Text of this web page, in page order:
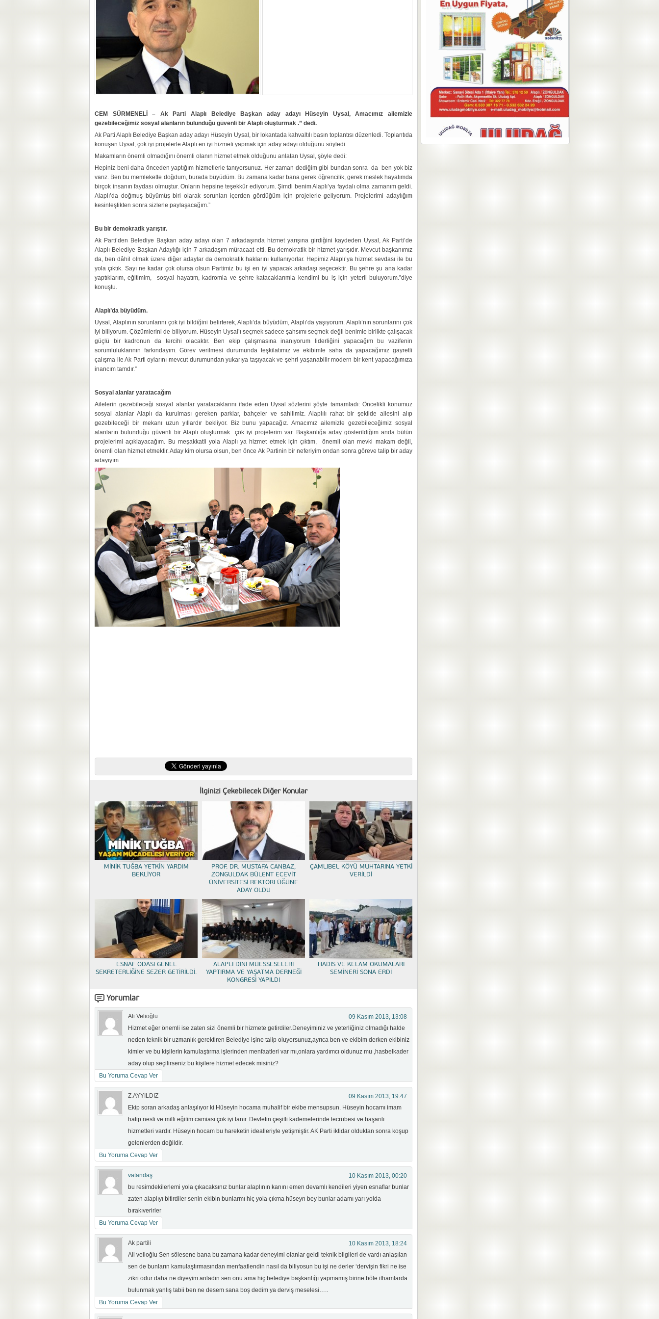
CEM SÜRMENELİ – Ak Parti Alaplı Belediye Başkan aday adayı Hüseyin Uysal, Amacımız ailemizle
gezebileceğimiz sosyal alanların bulunduğu güvenli bir Alaplı oluşturmak .” dedi.
Ak Parti Alaplı Belediye Başkan aday adayı Hüseyin Uysal, bir lokantada kahvaltılı basın toplantısı düzenledi. Toplantıda
konuşan Uysal, çok iyi projelerle Alaplı en iyi hizmeti yapmak için aday adayı olduğunu söyledi.
Makamların önemli olmadığını önemli olanın hizmet etmek olduğunu anlatan Uysal, şöyle dedi:
Hepiniz beni daha önceden yaptığım hizmetlerle tanıyorsunuz. Her zaman dediğim gibi bundan sonra da ben yok biz
varız. Ben bu memlekette doğdum, burada büyüdüm. Bu zamana kadar bana gerek öğrencilik, gerek meslek hayatımda
birçok insanın faydası olmuştur. Onların hepsine teşekkür ediyorum. Şimdi benim Alaplı’ya faydalı olma zamanım geldi.
Alaplı’da doğmuş büyümüş biri olarak sorunları içerden gördüğüm için projelerle geliyorum. Projelerimi adaylığım
kesinleştikten sonra sizlerle paylaşacağım.”
Bu bir demokratik yarıştır.
Ak Parti’den Belediye Başkan aday adayı olan 7 arkadaşında hizmet yarışına girdiğini kaydeden Uysal, Ak Parti’de
Alaplı Belediye Başkan Adaylığı için 7 arkadaşım müracaat etti. Bu demokratik bir hizmet yarışıdır. Mevcut başkanımız
da, ben dâhil olmak üzere diğer adaylar da demokratik haklarını kullanıyorlar. Hepimiz Alaplı’ya hizmet sevdası ile bu
yola çıktık. Sayı ne kadar çok olursa olsun Partimiz bu işi en iyi yapacak arkadaşı seçecektir. Bu şehre şu ana kadar
yaptıklarım, eğitimim, sosyal hayatım, kadromla ve şehre katacaklarımla kendimi bu iş için yeterli buluyorum.”diye
konuştu.
Alaplı’da büyüdüm.
Uysal, Alaplının sorunlarını çok iyi bildiğini belirterek, Alaplı’da büyüdüm, Alaplı’da yaşıyorum. Alaplı’nın sorunlarını çok
iyi biliyorum. Çözümlerini de biliyorum. Hüseyin Uysal’ı seçmek sadece şahsımı seçmek değil benimle birlikte çalışacak
güçlü bir kadronun da tercihi olacaktır. Ben ekip çalışmasına inanıyorum liderliğini yapacağım bu vazifenin
sorumluluklarının farkındayım. Görev verilmesi durumunda teşkilatımız ve ekibimle saha da yapacağımız gayretli
çalışma ile Ak Parti oylarını mevcut durumundan yukarıya taşıyacak ve şehri yaşanabilir modern bir kent yapacağımıza
inancım tamdır.”
Sosyal alanlar yaratacağım
Ailelerin gezebileceği sosyal alanlar yaratacaklarını ifade eden Uysal sözlerini şöyle tamamladı: Öncelikli konumuz
sosyal alanlar Alaplı da kurulması gereken parklar, bahçeler ve sahilimiz. Alaplılı rahat bir şekilde ailesini alıp
gezebileceği bir mekanı uzun yıllardır bekliyor. Biz bunu yapacağız. Amacımız ailemizle gezebileceğimiz sosyal
alanların bulunduğu güvenli bir Alaplı oluşturmak çok iyi projelerim var. Başkanlığa aday gösterildiğim anda bütün
projelerimi açıklayacağım. Bu meşakkatli yola Alaplı ya hizmet etmek için çıktım, önemli olan mevki makam değil,
önemli olan hizmet etmektir. Aday kim olursa olsun, ben önce Ak Partinin bir neferiyim ondan sonra göreve talip bir aday
adayıyım.
İlginizi Çekebilecek Diğer Konular
MİNİK TUĞBA YETKİN YARDIM
BEKLİYOR
PROF. DR. MUSTAFA CANBAZ,
ZONGULDAK BÜLENT ECEVİT
ÜNİVERSİTESİ REKTÖRLÜĞÜNE
ADAY OLDU
ÇAMLIBEL KÖYÜ MUHTARINA YETKİ
VERİLDİ
ESNAF ODASI GENEL
SEKRETERLİĞİNE SEZER GETİRİLDİ.
ALAPLI DİNİ MÜESSESELERİ
YAPTIRMA VE YAŞATMA DERNEĞİ
KONGRESİ YAPILDI
HADİS VE KELAM OKUMALARI
SEMİNERİ SONA ERDİ
Yorumlar
Ali Velioğlu
09 Kasım 2013, 13:08
Hizmet eğer önemli ise zaten sizi önemli bir hizmete getirdiler.Deneyiminiz ve yeterliğiniz olmadığı halde
neden teknik bir uzmanlık gerektiren Belediye işine talip oluyorsunuz,ayrıca ben ve ekibim derken ekibiniz
kimler ve bu kişilerin kamulaştırma işlerinden menfaatleri var mı,onlara yardımcı oldunuz mu ,hasbelkader
aday olup seçilirseniz bu kişilere hizmet edecek misiniz?
Bu Yoruma Cevap Ver
Z.AYYILDIZ
09 Kasım 2013, 19:47
Ekip soran arkadaş anlaşılıyor ki Hüseyin hocama muhalif bir ekibe mensupsun. Hüseyin hocamı imam
hatip nesli ve milli eğitim camiası çok iyi tanır. Devletin çeşitli kademelerinde tecrübesi ve başarılı
hizmetleri vardır. Hüseyin hocam bu hareketin idealleriyle yetişmiştir. AK Parti iktidar olduktan sonra koşup
gelenlerden değildir.
Bu Yoruma Cevap Ver
vatandaş
10 Kasım 2013, 00:20
bu resimdekilerlemi yola çıkacaksınız bunlar alaplının kanını emen devamlı kendileri yiyen esnaflar bunlar
zaten alaplıyı bitirdiler senin ekibin bunlarmı hiç yola çıkma hüseyn bey bunlar adamı yarı yolda
bırakıverirler
Bu Yoruma Cevap Ver
Ak partili
10 Kasım 2013, 18:24
Ali velioğlu Sen sölesene bana bu zamana kadar deneyimi olanlar geldi teknik bilgileri de vardı anlaşılan
sen de bunların kamulaştırmasından menfaatlendin nasıl da biliyosun bu işi ne derler ‘dervişin fikri ne ise
zikri odur daha ne diyeyim anladın sen onu ama hiç belediye başkanlığı yapmamış birine böle ithamlarda
bulunmak yanlış tabii ben ne desem sana boş dedim ya derviş meselesi…..
Bu Yoruma Cevap Ver